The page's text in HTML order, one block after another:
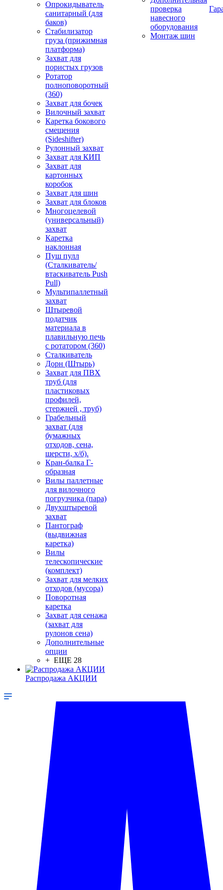
Опрокидыватель
санитарный (для
баков)
Стабилизатор
груза (прижимная
платформа)
Захват для
пористых грузов
Ротатор
полноповоротный
(360)
Захват для бочек
Вилочный захват
Каретка бокового
смещения
(Sideshifter)
Рулонный захват
Захват для КИП
Захват для
картонных
коробок
Захват для шин
Захват для блоков
Многоцелевой
(универсальный)
захват
Каретка
наклонная
Пуш пулл
(Сталкиватель/
втаскиватель Push
Pull)
Мультипаллетный
захват
Штыревой
податчик
материала в
плавильную печь
с ротатором (360)
Сталкиватель
Дорн (Штырь)
Захват для ПВХ
труб (для
пластиковых
профилей,
стержней , труб)
Грабельный
захват (для
бумажных
отходов, сена,
шерсти, х/б).
Кран-балка Г-
образная
Вилы паллетные
для вилочного
погрузчика (пара)
Двухштыревой
захват
Пантограф
(выдвижная
каретка)
Вилы
телескопические
(комплект)
Захват для мелких
отходов (мусора)
Поворотная
каретка
Захват для сенажа
(захват для
рулонов сена)
Дополнительные
опции
+ ЕЩЕ 28
Распродажа АКЦИИ
проверка
навесного
оборудования
Монтаж шин